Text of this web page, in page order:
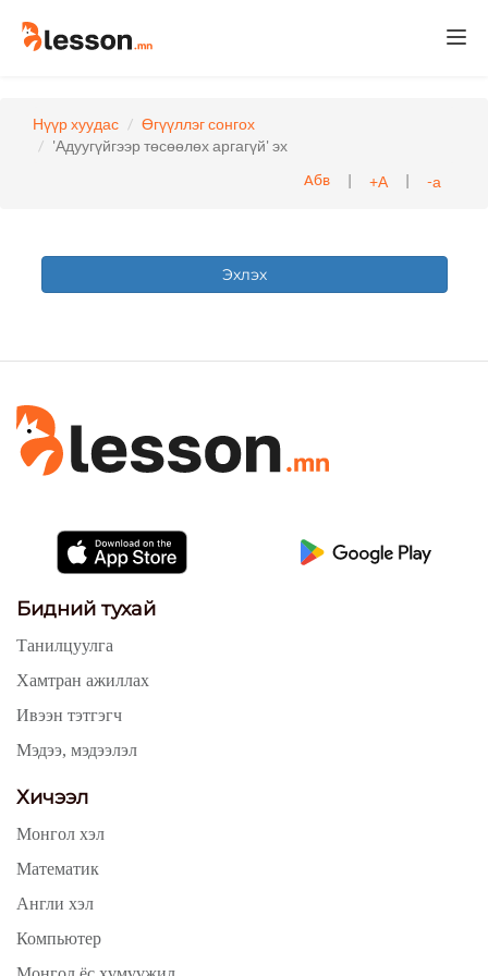
Нүүр хуудас
Өгүүллэг сонгох
'Адуугүйгээр төсөөлөх аргагүй' эх
Абв | +А | -а
Эхлэх
Бидний тухай
Танилцуулга
Хамтран ажиллах
Ивээн тэтгэгч
Мэдээ, мэдээлэл
Хичээл
Монгол хэл
Математик
Англи хэл
Компьютер